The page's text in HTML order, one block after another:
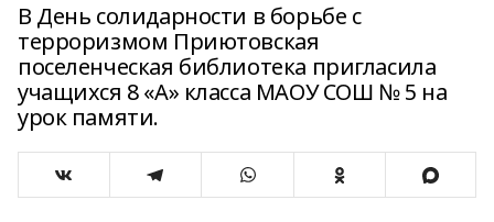
В День солидарности в борьбе с
терроризмом Приютовская
поселенческая библиотека пригласила
учащихся 8 «А» класса МАОУ СОШ № 5 на
урок памяти.